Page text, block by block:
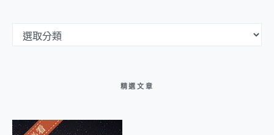
精選文章